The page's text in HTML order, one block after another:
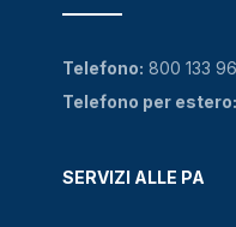
SERVIZI ALLE PA
Telefono: 800 133
Telefono per estero: